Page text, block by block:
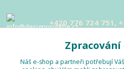
+420 776 724 751,
info@designprotebe.cz
Zpracování
Náš e-shop a partneři potřebují Váš